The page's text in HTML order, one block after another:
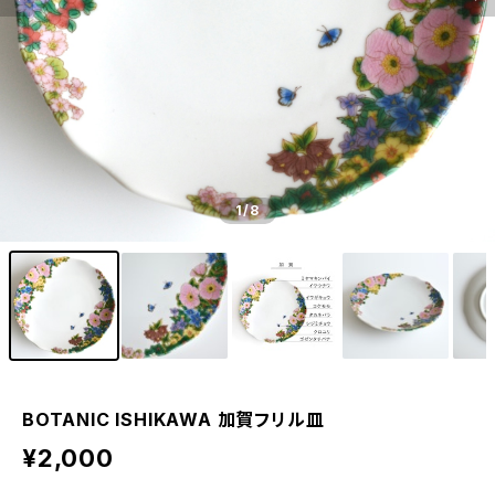
1/8
BOTANIC ISHIKAWA 加賀フリル皿
¥2,000